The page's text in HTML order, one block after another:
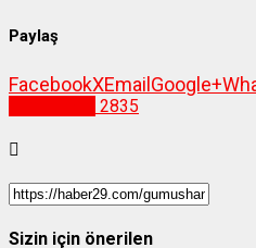
Paylaş
FacebookXEmailGoogle+
2835
Sizin için önerilen